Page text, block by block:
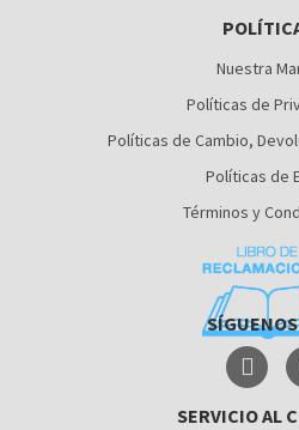
Nuestra
Políticas de
Políticas de Cambio,
Políticas de
Términos y
SERVICIO AL